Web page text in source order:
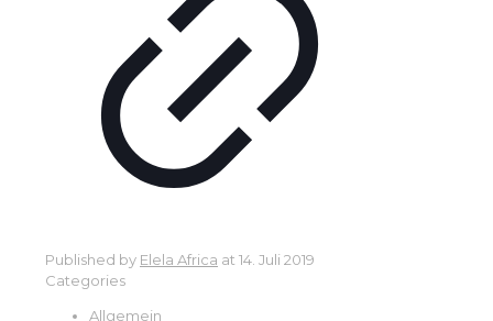
Published by Elela Africa at 14. Juli 2019
Categories
Allgemein